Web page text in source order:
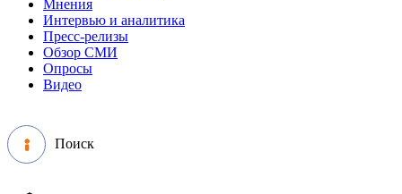
Мнения
Интервью и аналитика
Пресс-релизы
Обзор СМИ
Опросы
Видео
Поиск